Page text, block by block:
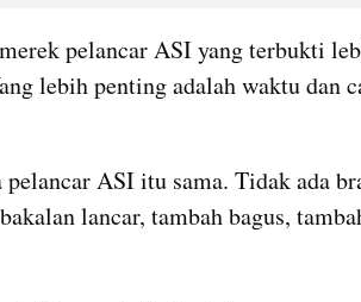
pelancar ASI yang terbukti
lebih penting adalah waktu dan
ASI itu sama. Tidak ada
lancar, tambah bagus,